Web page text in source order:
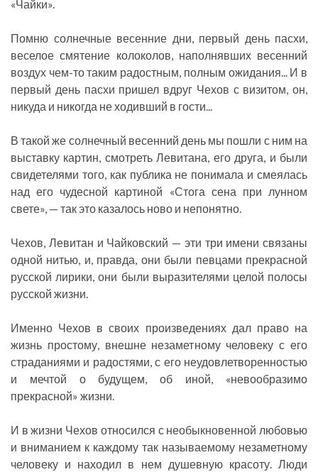
«Чайки».
Помню солнечные весенние дни, первый день пасхи,
веселое смятение колоколов, наполнявших весенний
воздух чем-то таким радостным, полным ожидания... И в
первый день пасхи пришел вдруг Чехов с визитом, он,
никуда и никогда не ходивший в гости...
В такой же солнечный весенний день мы пошли с ним на
выставку картин, смотреть Левитана, его друга, и были
свидетелями того, как публика не понимала и смеялась
над его чудесной картиной «Стога сена при лунном
свете», — так это казалось ново и непонятно.
Чехов, Левитан и Чайковский — эти три имени связаны
одной нитью, и, правда, они были певцами прекрасной
русской лирики, они были выразителями целой полосы
русской жизни.
Именно Чехов в своих произведениях дал право на
жизнь простому, внешне незаметному человеку с его
страданиями и радостями, с его неудовлетворенностью
и мечтой о будущем, об иной, «невообразимо
прекрасной» жизни.
И в жизни Чехов относился с необыкновенной любовью
и вниманием к каждому так называемому незаметному
человеку и находил в нем душевную красоту. Люди